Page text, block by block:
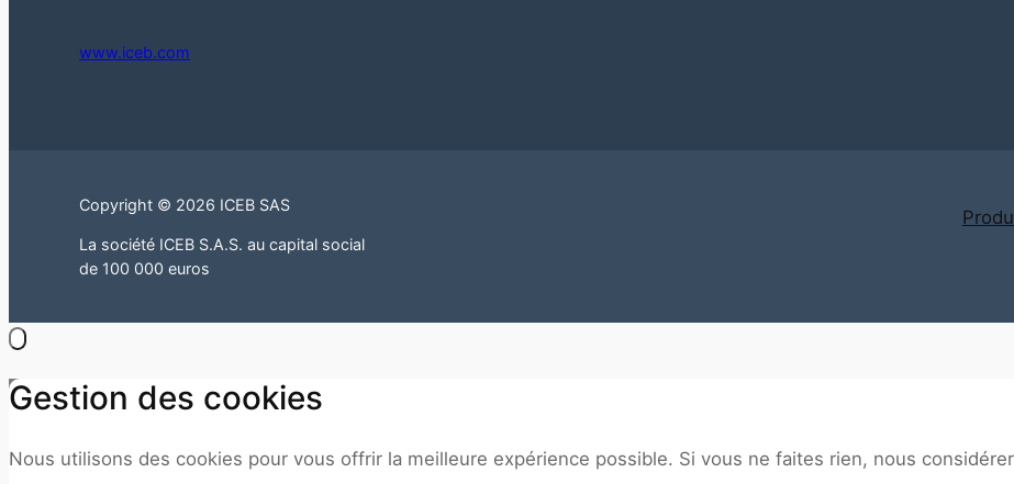
www.iceb.com
Copyright © 2026 ICEB SAS
La société ICEB S.A.S. au capital social
de 100 000 euros
Gestion des cookies
Nous utilisons des cookies pour vous offrir la meilleure expérience possible. Si vous ne faites rien, nous